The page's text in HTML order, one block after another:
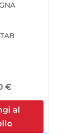
TAB
€
al